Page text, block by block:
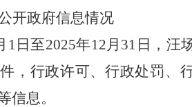
开政府信息情况
1日至2025年12月31日，汪
，行政许可、行政处罚、
信息。